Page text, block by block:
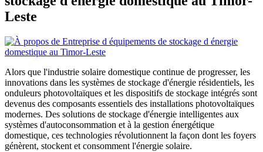
Leste
Alors que l'industrie solaire domestique continue de progresser, les
innovations dans les systèmes de stockage d'énergie résidentiels, les
onduleurs photovoltaïques et les dispositifs de stockage intégrés sont
devenus des composants essentiels des installations photovoltaïques
modernes. Des solutions de stockage d'énergie intelligentes aux
systèmes d'autoconsommation et à la gestion énergétique
domestique, ces technologies révolutionnent la façon dont les foyers
génèrent, stockent et consomment l'énergie solaire.